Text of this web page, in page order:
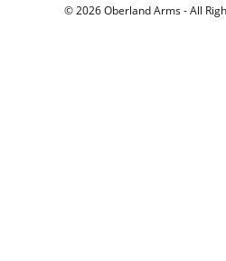
© 2026 Oberland Arms - All